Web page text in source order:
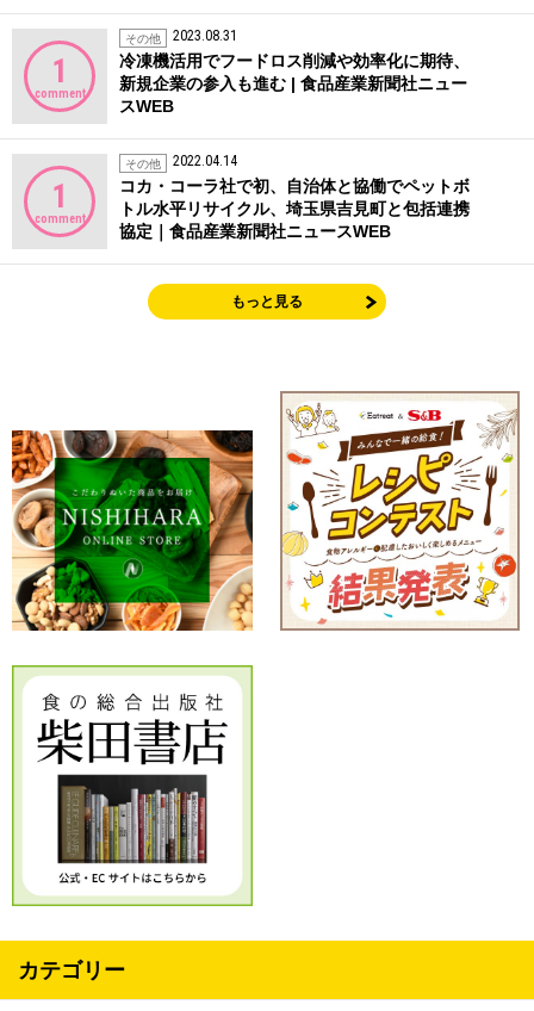
1
comment
その他 2023.08.31
冷凍機活用でフードロス削減や効率化に期待、
新規企業の参入も進む | 食品産業新聞社ニュー
スWEB
1
comment
その他 2022.04.14
コカ・コーラ社で初、自治体と協働でペットボ
トル水平リサイクル、埼玉県吉見町と包括連携
協定｜食品産業新聞社ニュースWEB
もっと見る
カテゴリー